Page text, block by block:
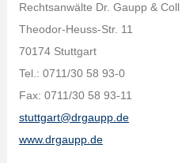
Rechtsanwälte Dr. Gaupp &
Theodor-Heuss-Str. 11
70174 Stuttgart
Tel.: 0711/30 58 93-0
Fax: 0711/30 58 93-11
stuttgart@drgaupp.de
www.drgaupp.de